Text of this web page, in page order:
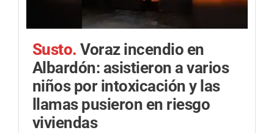
Susto.Voraz incendio en
Albardón: asistieron a varios
niños por intoxicación y las
llamas pusieron en riesgo
viviendas